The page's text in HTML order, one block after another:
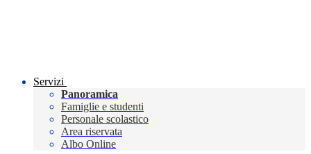
Servizi
Panoramica
Famiglie e studenti
Personale scolastico
Area riservata
Albo Online